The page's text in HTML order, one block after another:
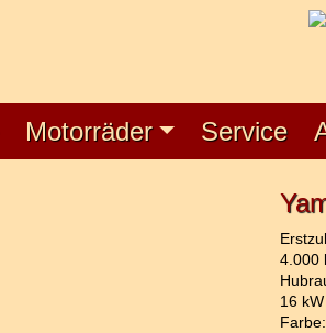
Motorräder Service
4.000
16